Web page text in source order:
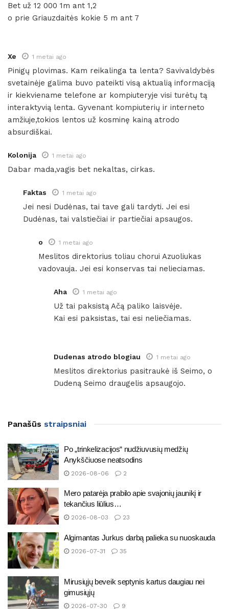
Bet už 12 000 1m ant 1,2
o prie Griauzdaitės kokie 5 m ant 7
Xe 1 metai ago
Pinigų plovimas. Kam reikalinga ta lenta? Savivaldybės
svetainėje galima buvo pateikti visą aktualią informaciją
ir kiekviename telefone ar kompiuteryje visi turėtų tą
interaktyvią lenta. Gyvenant kompiuterių ir interneto
amžiuje,tokios lentos už kosminę kainą atrodo
absurdiškai.
Kolonija 1 metai ago
Dabar mada,vagis bet nekaltas, cirkas.
Faktas 1 metai ago
Jei nesi Dudėnas, tai tave gali tardyti. Jei esi
Dudėnas, tai valstiečiai ir partiečiai apsaugos.
o 1 metai ago
Meslitos direktorius toliau chorui Azuoliukas
vadovauja. Jei esi konservas tai nelieciamas.
Aha 1 metai ago
Už tai paksistą Ačą paliko laisvėje.
Kai esi paksistas, tai esi neliečiamas.
Dudenas atrodo blogiau 1 metai ago
Meslitos direktorius pasitraukė iš Seimo, o
Dudeną Seimo draugelis apsaugojo.
Panašūs straipsniai
Po „trinkelizacijos“ nudžiuvusių medžių
Anykščiuose neatsodins
2026-08-06 2
Mero patarėja prabilo apie svajonių jaunikį ir
tekančius liūlius…
2026-08-03 23
Algimantas Jurkus darbą palieka su nuoskauda
2026-07-31 35
Mirusiųjų beveik septynis kartus daugiau nei
gimusiųjų
2026-07-30 9